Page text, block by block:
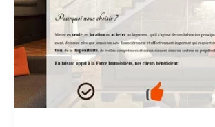
de
Force
Immobilière